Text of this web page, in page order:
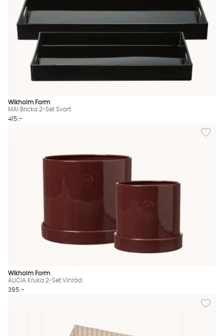
Wikholm Form
MAI Bricka 2-Set Svart
415 :-
Lägg
Wikholm Form
ALICIA Kruka 2-Set Vinröd
395 :-
Lägg